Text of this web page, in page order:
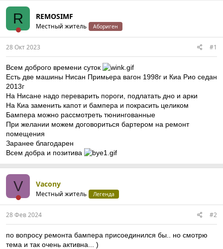
R REMOSIMF
Местный житель Абориген
28 Окт 2023 #1
Всем доброго времени суток
Есть две машины Нисан Примьера вагон 1998г и Киа Рио седан
2013г
На Нисане надо переварить пороги, подлатать дно и арки
На Киа заменить капот и бампера и покрасить целиком
Бампера можно рассмотреть тюнингованные
При желании можем договориться бартером на ремонт
помещения
Заранее благодарен
Всем добра и позитива
V Vacony
Местный житель Легенда
28 Фев 2024 #2
по вопросу ремонта бампера присоединился бы.. но смотрю
тема и так очень активна... )